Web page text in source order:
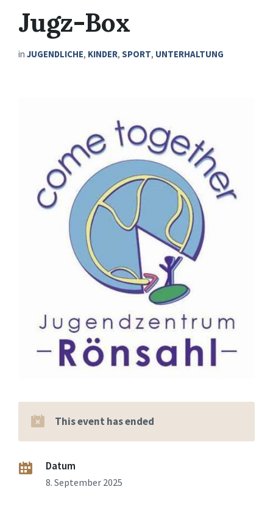
Jugz-Box
in JUGENDLICHE, KINDER, SPORT, UNTERHALTUNG
This event has ended
Datum
8. September 2025